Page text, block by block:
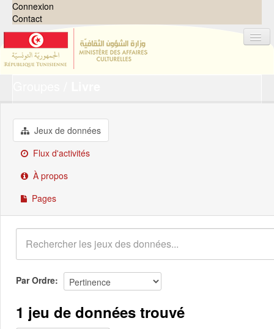
Connexion
Contact
Groupes
Demandes
À propos
Jeux de données
Flux d'activités
À propos
Pages
Par Ordre
1 jeu de données trouvé